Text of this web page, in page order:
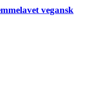
vegansk